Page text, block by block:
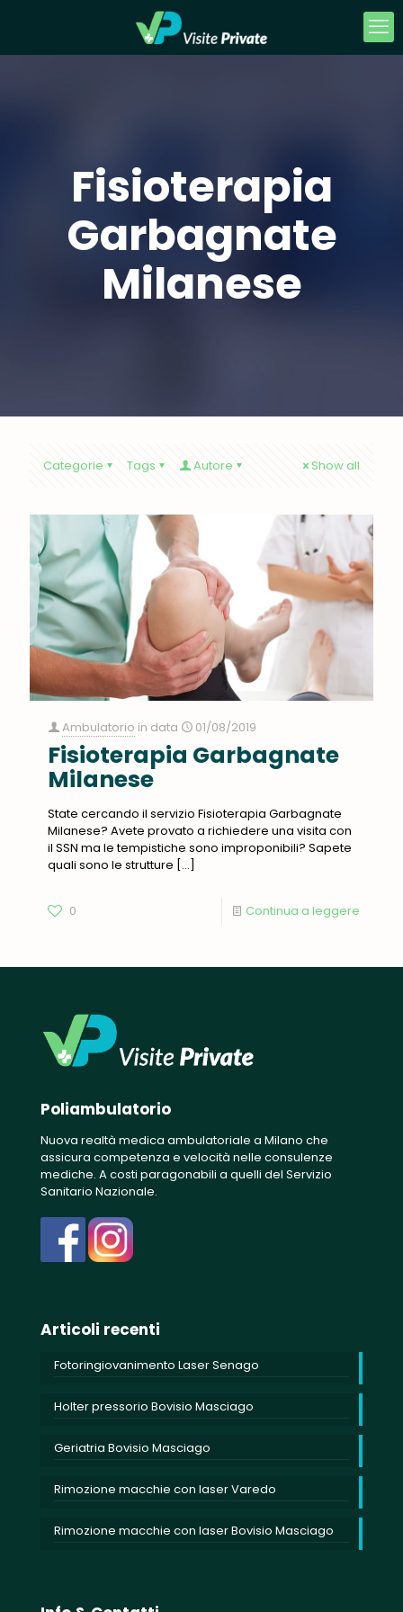
Fisioterapia
Garbagnate
Milanese
Categorie Tags Autore Show all
Ambulatorio in data 01/08/2019
Fisioterapia Garbagnate
Milanese
State cercando il servizio Fisioterapia Garbagnate
Milanese? Avete provato a richiedere una visita con
il SSN ma le tempistiche sono improponibili? Sapete
quali sono le strutture […]
0 Continua a leggere
Poliambulatorio
Nuova realtà medica ambulatoriale a Milano che
assicura competenza e velocità nelle consulenze
mediche. A costi paragonabili a quelli del Servizio
Sanitario Nazionale.
Articoli recenti
Fotoringiovanimento Laser Senago
Holter pressorio Bovisio Masciago
Geriatria Bovisio Masciago
Rimozione macchie con laser Varedo
Rimozione macchie con laser Bovisio Masciago